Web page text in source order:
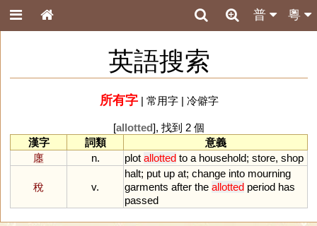
粵
普
英語搜索
所有字| 常用字| 冷僻字
[allotted], 找到 2 個
漢字
詞類
意義
廛
n. plot allotted to a household; store, shop
稅 v.
halt; put up at; change into mourning
garments after the allotted period has
passed